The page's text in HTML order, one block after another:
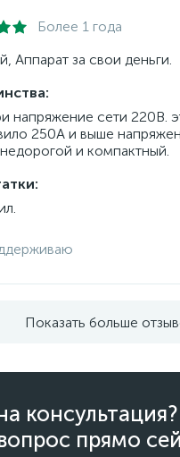
Более 1 года
Аппарат за свои деньги.
напряжение сети 220В.
250А и выше
и компактный.
Показать больше
прямо